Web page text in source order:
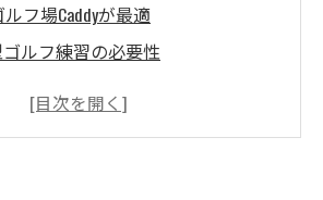
フ場Caddyが最適
ルフ練習の必要性
尾で選ばれる理由